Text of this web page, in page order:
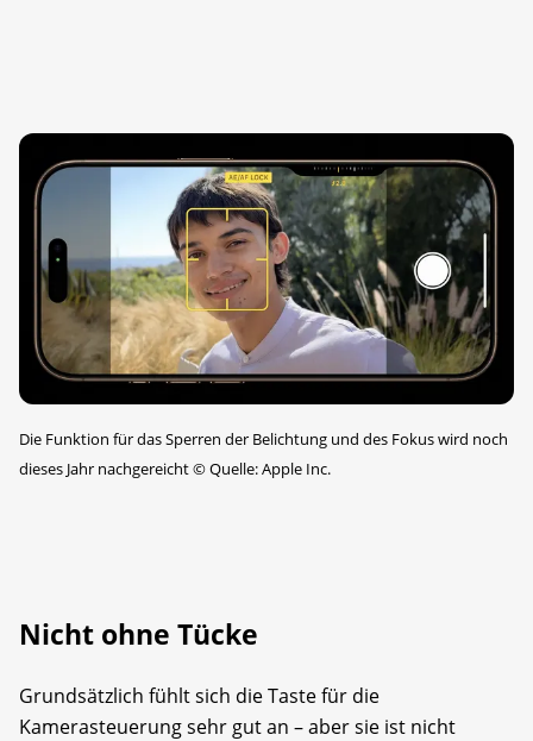
Die Funktion für das Sperren der Belichtung und des Fokus wird noch
dieses Jahr nachgereicht©Quelle: Apple Inc.
Nicht ohne Tücke
Grundsätzlich fühlt sich die Taste für die
Kamerasteuerung sehr gut an – aber sie ist nicht